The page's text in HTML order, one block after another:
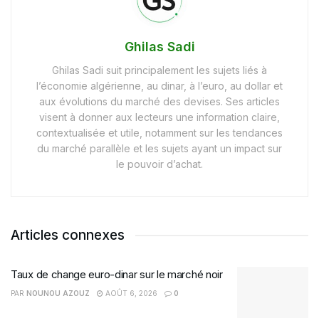
Ghilas Sadi
Ghilas Sadi suit principalement les sujets liés à
l’économie algérienne, au dinar, à l’euro, au dollar et
aux évolutions du marché des devises. Ses articles
visent à donner aux lecteurs une information claire,
contextualisée et utile, notamment sur les tendances
du marché parallèle et les sujets ayant un impact sur
le pouvoir d’achat.
Articles connexes
Taux de change euro-dinar sur le marché noir
PAR NOUNOU AZOUZ AOÛT 6, 2026 0